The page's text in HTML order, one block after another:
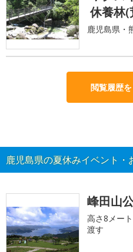
休養林
鹿児島県・
閲覧履歴
鹿児島県の夏休みイベント・
峰田山
高さ8メー
渡す